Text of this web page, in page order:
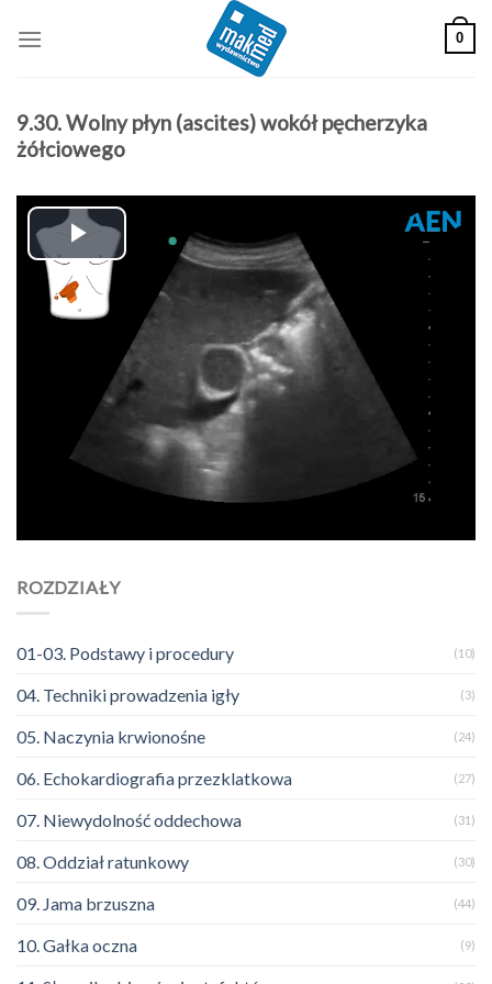
0
9.30. Wolny płyn (ascites) wokół pęcherzyka
żółciowego
Play
Video
ROZDZIAŁY
01-03. Podstawy i procedury (10)
04. Techniki prowadzenia igły (3)
05. Naczynia krwionośne (24)
06. Echokardiografia przezklatkowa (27)
07. Niewydolność oddechowa (31)
08. Oddział ratunkowy (30)
09. Jama brzuszna (44)
10. Gałka oczna (9)